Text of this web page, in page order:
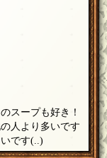
スープも好き！
人より多いです
です(..)